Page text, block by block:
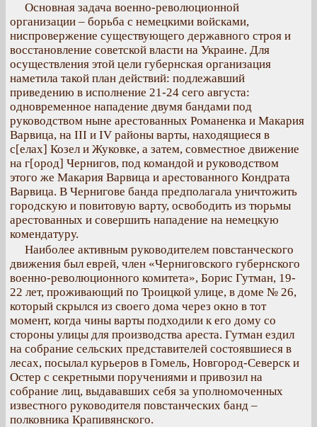
Основная задача военно-революционной
организации – борьба с немецкими войсками,
ниспровержение существующего державного строя и
восстановление советской власти на Украине. Для
осуществления этой цели губернская организация
наметила такой план действий: подлежавший
приведению в исполнение 21-24 сего августа:
одновременное нападение двумя бандами под
руководством ныне арестованных Романенка и Макария
Варвица, на III и IV районы варты, находящиеся в
с[елах] Козел и Жуковке, а затем, совместное движение
на г[ород] Чернигов, под командой и руководством
этого же Макария Варвица и арестованного Кондрата
Варвица. В Чернигове банда предполагала уничтожить
городскую и повитовую варту, освободить из тюрьмы
арестованных и совершить нападение на немецкую
комендатуру.
Наиболее активным руководителем повстанческого
движения был еврей, член «Черниговского губернского
военно-революционного комитета», Борис Гутман, 19-
22 лет, проживающий по Троицкой улице, в доме № 26,
который скрылся из своего дома через окно в тот
момент, когда чины варты подходили к его дому со
стороны улицы для производства ареста. Гутман ездил
на собрание сельских представителей состоявшиеся в
лесах, посылал курьеров в Гомель, Новгород-Северск и
Остер с секретными поручениями и привозил на
собрание лиц, выдававших себя за уполномоченных
известного руководителя повстанческих банд –
полковника Крапивянского.